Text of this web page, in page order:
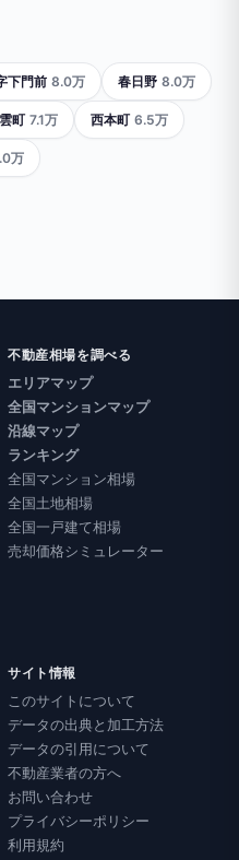
下門前 8.0万 春日野 8.0万
町 7.1万 西本町 6.5万
万
不動産相場を調べる
エリアマップ
全国マンションマップ
沿線マップ
ランキング
全国マンション相場
全国土地相場
全国一戸建て相場
売却価格シミュレーター
サイト情報
このサイトについて
データの出典と加工方法
データの引用について
不動産業者の方へ
お問い合わせ
プライバシーポリシー
利用規約